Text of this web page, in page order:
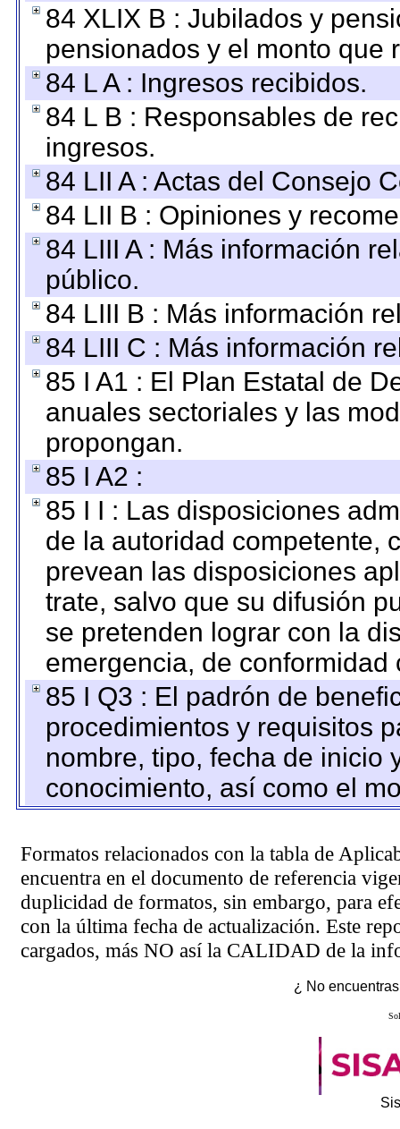
84 XLIX B : Jubilados y
pensionados y el monto que
84 L A : Ingresos recibidos.
84 L B : Responsables de
ingresos.
84 LII A : Actas del Consejo
84 LII B : Opiniones y
84 LIII A : Más información
público.
84 LIII B : Más información
84 LIII C : Más información
85 I A1 : El Plan Estatal de
anuales sectoriales y las
propongan.
85 I A2 :
85 I I : Las disposiciones
de la autoridad competente,
prevean las disposiciones
trate, salvo que su difusión
se pretenden lograr con la
emergencia, de
85 I Q3 : El padrón de
procedimientos y requisitos
nombre, tipo, fecha de inicio
conocimiento, así como el
Formatos relacionados con la tabla de
encuentra en el documento de referencia
duplicidad de formatos, sin embargo, para
con la última fecha de actualización. Este
cargados, más NO así la CALIDAD de la
¿ No